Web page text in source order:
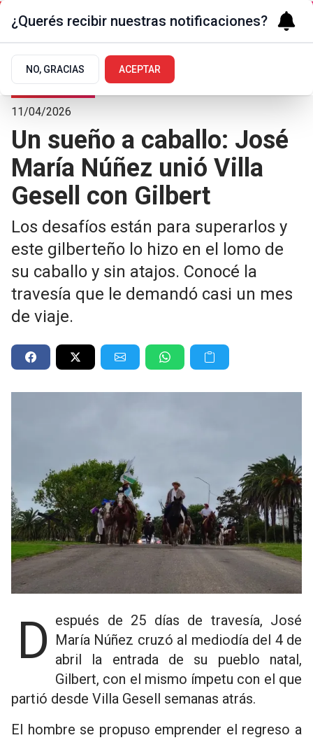
Pueblos del sur
11/04/2026
Un sueño a caballo: José
María Núñez unió Villa
Gesell con Gilbert
Los desafíos están para superarlos y
este gilberteño lo hizo en el lomo de
su caballo y sin atajos. Conocé la
travesía que le demandó casi un mes
de viaje.
Después de 25 días de travesía, José María Núñez cruzó al mediodía del 4 de
abril la entrada de su pueblo natal,
Gilbert, con el mismo ímpetu con el que
partió desde Villa Gesell semanas atrás.
El hombre se propuso emprender el regreso a
¿Querés recibir nuestras notificaciones?
NO, GRACIAS ACEPTAR